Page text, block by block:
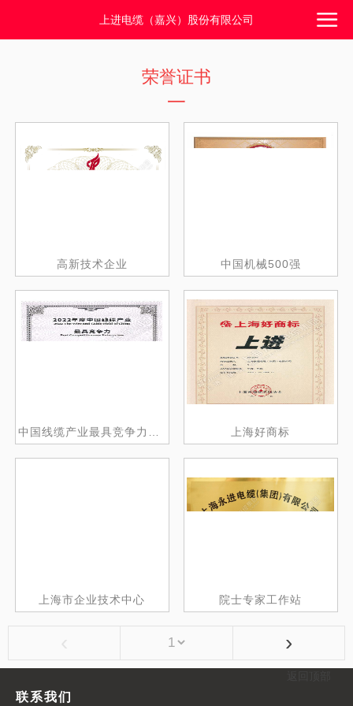
上进电缆（嘉兴）股份有限公司
荣誉证书
一
高新技术企业 中国机械500强
上海好商标
上海市企业技术中心 院士专家工作站
›
联系我们